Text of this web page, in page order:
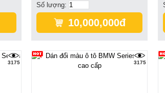
Số lượng:
10,000,000đ
3175 3175